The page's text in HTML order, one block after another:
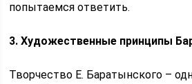
попытаемся ответить.
3.Художественные принципы
Творчество Е. Баратынского –